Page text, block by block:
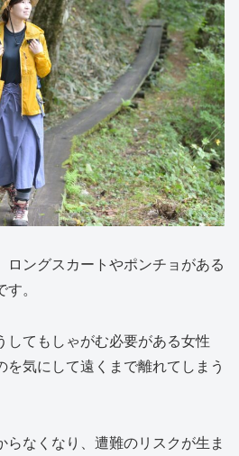
ロングスカートやポンチョがある
。
してもしゃがむ必要がある女性
気にして遠くまで離れてしまう
なくなり、遭難のリスクが生ま